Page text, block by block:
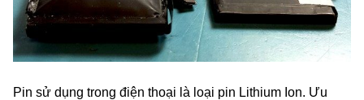
Pin sử dụng trong điện thoại là loại pin Lithium Ion. Ưu